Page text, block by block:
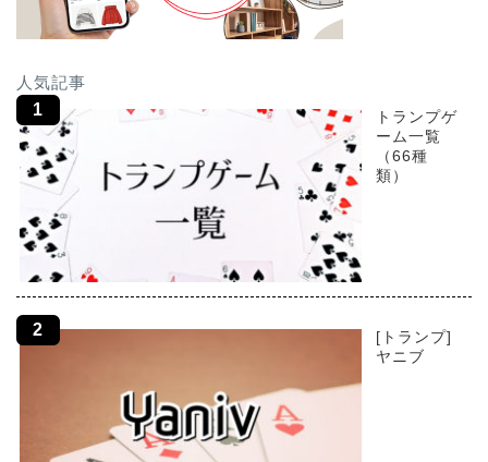
人気記事
トランプゲ
ーム一覧
（66種
類）
[トランプ]
ヤニブ